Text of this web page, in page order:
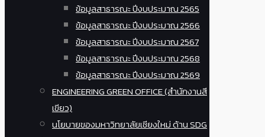
ข้อมูลสาธารณะ ปีงบประมาณ 2565
ข้อมูลสาธารณะ ปีงบประมาณ 2566
ข้อมูลสาธารณะ ปีงบประมาณ 2567
ข้อมูลสาธารณะ ปีงบประมาณ 2568
ข้อมูลสาธารณะ ปีงบประมาณ 2569
ENGINEERING GREEN OFFICE (สำนักงานสี
เขียว)
นโยบายของมหาวิทยาลัยเชียงใหม่ ด้าน SDG